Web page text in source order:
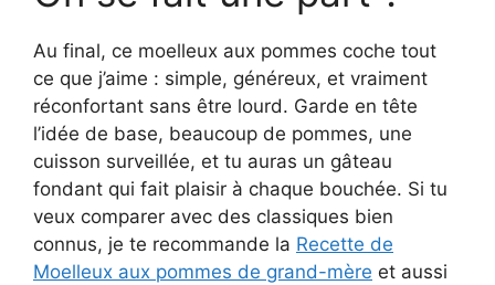
Au final, ce moelleux aux pommes coche tout
ce que j’aime : simple, généreux, et vraiment
réconfortant sans être lourd. Garde en tête
l’idée de base, beaucoup de pommes, une
cuisson surveillée, et tu auras un gâteau
fondant qui fait plaisir à chaque bouchée. Si tu
veux comparer avec des classiques bien
connus, je te recommande la Recette de
Moelleux aux pommes de grand-mère et aussi